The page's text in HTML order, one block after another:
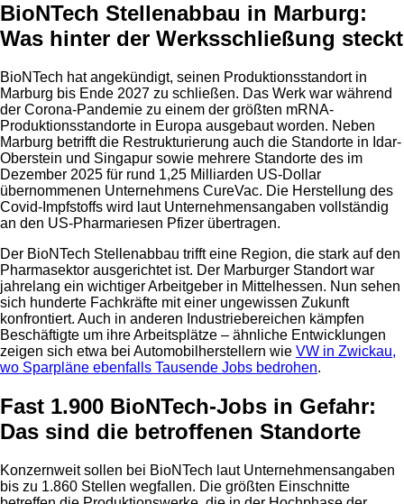
BioNTech Stellenabbau in Marburg:
Was hinter der Werksschließung steckt
BioNTech hat angekündigt, seinen Produktionsstandort in
Marburg bis Ende 2027 zu schließen. Das Werk war während
der Corona-Pandemie zu einem der größten mRNA-
Produktionsstandorte in Europa ausgebaut worden. Neben
Marburg betrifft die Restrukturierung auch die Standorte in Idar-
Oberstein und Singapur sowie mehrere Standorte des im
Dezember 2025 für rund 1,25 Milliarden US-Dollar
übernommenen Unternehmens CureVac. Die Herstellung des
Covid-Impfstoffs wird laut Unternehmensangaben vollständig
an den US-Pharmariesen Pfizer übertragen.
Der BioNTech Stellenabbau trifft eine Region, die stark auf den
Pharmasektor ausgerichtet ist. Der Marburger Standort war
jahrelang ein wichtiger Arbeitgeber in Mittelhessen. Nun sehen
sich hunderte Fachkräfte mit einer ungewissen Zukunft
konfrontiert. Auch in anderen Industriebereichen kämpfen
Beschäftigte um ihre Arbeitsplätze – ähnliche Entwicklungen
zeigen sich etwa bei Automobilherstellern wie VW in Zwickau,
wo Sparpläne ebenfalls Tausende Jobs bedrohen.
Fast 1.900 BioNTech-Jobs in Gefahr:
Das sind die betroffenen Standorte
Konzernweit sollen bei BioNTech laut Unternehmensangaben
bis zu 1.860 Stellen wegfallen. Die größten Einschnitte